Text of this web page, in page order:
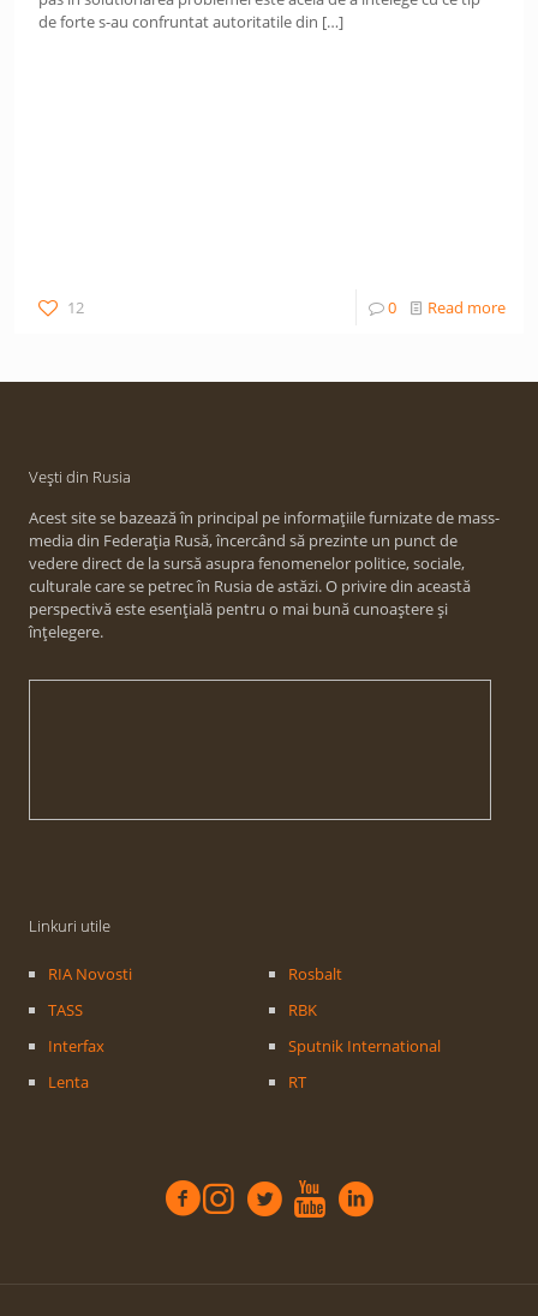
de forte s-au confruntat autoritatile din […]
12 0 Read more
Vești din Rusia
Acest site se bazează în principal pe informațiile furnizate de mass-
media din Federația Rusă, încercând să prezinte un punct de
vedere direct de la sursă asupra fenomenelor politice, sociale,
culturale care se petrec în Rusia de astăzi. O privire din această
perspectivă este esențială pentru o mai bună cunoaștere și
înțelegere.
Linkuri utile
RIA Novosti
TASS
Interfax
Lenta
Rosbalt
RBK
Sputnik International
RT